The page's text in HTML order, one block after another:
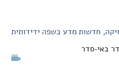
חדשות מדע בשפה ידידותית
באי-סדר